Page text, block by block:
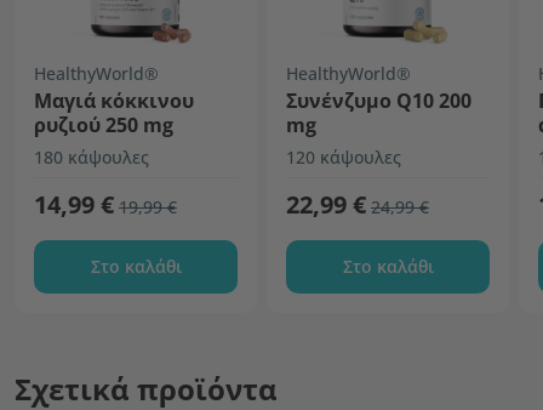
HealthyWorld®
Μαγιά κόκκινου
ρυζιού 250 mg
180 κάψουλες
14,99 € 19,99 €
Στο καλάθι
HealthyWorld®
Συνένζυμο Q10 200
mg
120 κάψουλες
22,99 € 24,99 €
Στο καλάθι
Σχετικά προϊόντα